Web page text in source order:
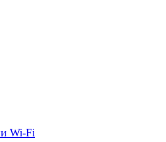
Wi-Fi